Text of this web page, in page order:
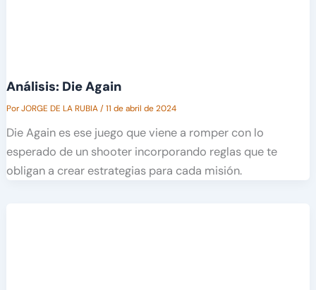
Análisis: Die Again
PorJORGE DE LA RUBIA/11 de abril de 2024
Die Again es ese juego que viene a romper con lo
esperado de un shooter incorporando reglas que te
obligan a crear estrategias para cada misión.